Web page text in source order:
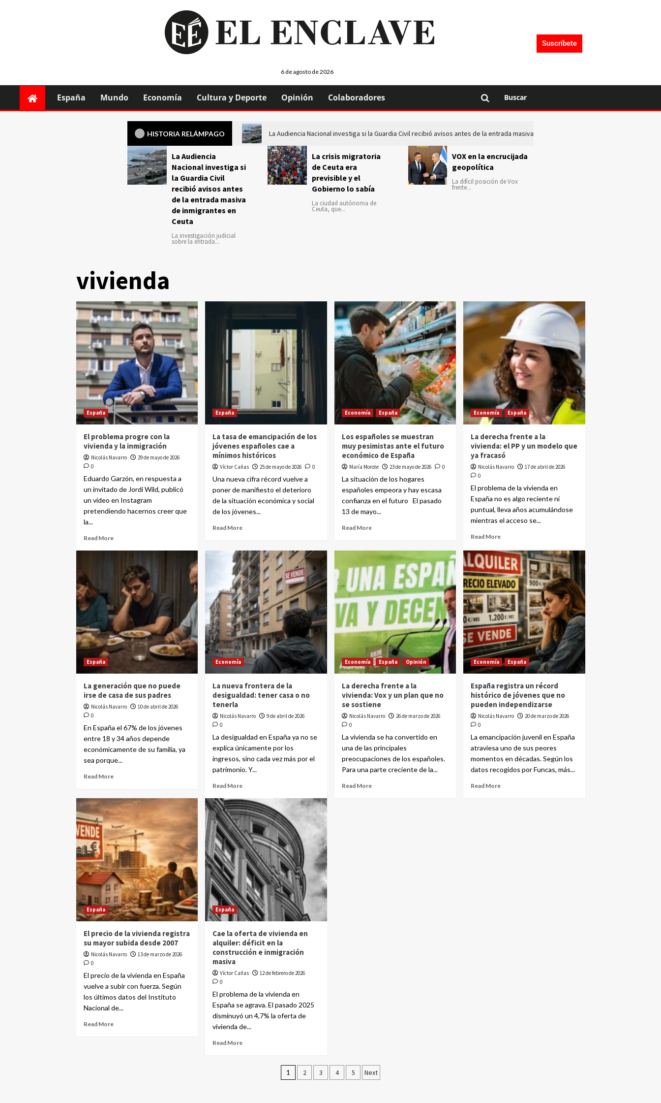
6 de agosto de 2026
Suscríbete
España Mundo Economía Cultura y Deporte Opinión Colaboradores Buscar
HISTORIA RELÁMPAGO La Audiencia Nacional investiga si la Guardia Civil recibió avisos antes de la entrada masiva de inmigrantes en Ceuta
La Audiencia
Nacional investiga si
la Guardia Civil
recibió avisos antes
de la entrada masiva
de inmigrantes en
Ceuta
La investigación judicial
sobre la entrada...
La crisis migratoria
de Ceuta era
previsible y el
Gobierno lo sabía
La ciudad autónoma de
Ceuta, que...
VOX en la encrucijada
geopolítica
La difícil posición de Vox
frente...
vivienda
España
El problema progre con la
vivienda y la inmigración
Nicolás Navarro
29 de mayo de 2026
0
Eduardo Garzón, en respuesta a
un invitado de Jordi Wild, publicó
un vídeo en Instagram
pretendiendo hacernos creer que
la...
Read More
España
La tasa de emancipación de los
jóvenes españoles cae a
mínimos históricos
Víctor Cañas 25 de mayo de 2026 0
Una nueva cifra récord vuelve a
poner de manifiesto el deterioro
de la situación económica y social
de los jóvenes...
Read More
Economía España
Los españoles se muestran
muy pesimistas ante el futuro
económico de España
María Morote 23 de mayo de 2026 0
La situación de los hogares
españoles empeora y hay escasa
confianza en el futuro El pasado
13 de mayo...
Read More
Economía España
La derecha frente a la
vivienda: el PP y un modelo que
ya fracasó
Nicolás Navarro
17 de abril de 2026
0
El problema de la vivienda en
España no es algo reciente ni
puntual, lleva años acumulándose
mientras el acceso se...
Read More
España
La generación que no puede
irse de casa de sus padres
Nicolás Navarro
10 de abril de 2026
0
En España el 67% de los jóvenes
entre 18 y 34 años depende
económicamente de su familia, ya
sea porque...
Read More
Economía
La nueva frontera de la
desigualdad: tener casa o no
tenerla
Nicolás Navarro
9 de abril de 2026
0
La desigualdad en España ya no se
explica únicamente por los
ingresos, sino cada vez más por el
patrimonio. Y...
Read More
Economía España Opinión
La derecha frente a la
vivienda: Vox y un plan que no
se sostiene
Nicolás Navarro
26 de marzo de 2026
0
La vivienda se ha convertido en
una de las principales
preocupaciones de los españoles.
Para una parte creciente de la...
Read More
Economía España
España registra un récord
histórico de jóvenes que no
pueden independizarse
Nicolás Navarro
20 de marzo de 2026
0
La emancipación juvenil en España
atraviesa uno de sus peores
momentos en décadas. Según los
datos recogidos por Funcas, más...
Read More
España
El precio de la vivienda registra
su mayor subida desde 2007
Nicolás Navarro
13 de marzo de 2026
0
El precio de la vivienda en España
vuelve a subir con fuerza. Según
los últimos datos del Instituto
Nacional de...
Read More
España
Cae la oferta de vivienda en
alquiler: déficit en la
construcción e inmigración
masiva
Víctor Cañas
12 de febrero de 2026
0
El problema de la vivienda en
España se agrava. El pasado 2025
disminuyó un 4,7% la oferta de
vivienda de...
Read More
1 2 3 4 5 Next